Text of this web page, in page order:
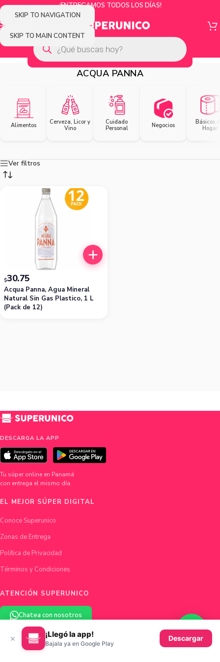
SKIP TO NAVIGATION
SKIP TO MAIN CONTENT
¡ENTREGAMOS TODOS LOS DÍAS!
ACQUA PANNA
Alimentos
Cerveza, Licor y
Vino
Cuidado
Personal
Negocios
Básicos
Hogar
Ver filtros
Acqua Panna, Agua Mineral
Natural Sin Gas Plastico, 1 L
(Pack de 12)
$30.75
DESCARGA LA APP
Tu súper online en Panamá
con entrega el mismo día.
EL MEJOR SÚPER DIGITAL
Conoce Superunico
Zonas de Entrega
Política de Privacidad
Términos y Condiciones
ATENCIÓN SUPERUNICO
Chatea con nosotros
hola@superunico.com
Ciudad de Panamá, Panamá
× ¡Llegó la app!
Bajala ya en Google Play
Descargar